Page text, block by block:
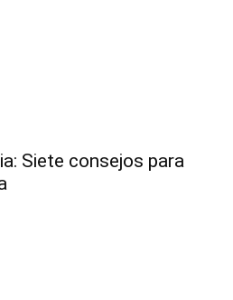
Siete consejos para